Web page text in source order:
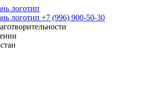
+7 (996) 900-50-30